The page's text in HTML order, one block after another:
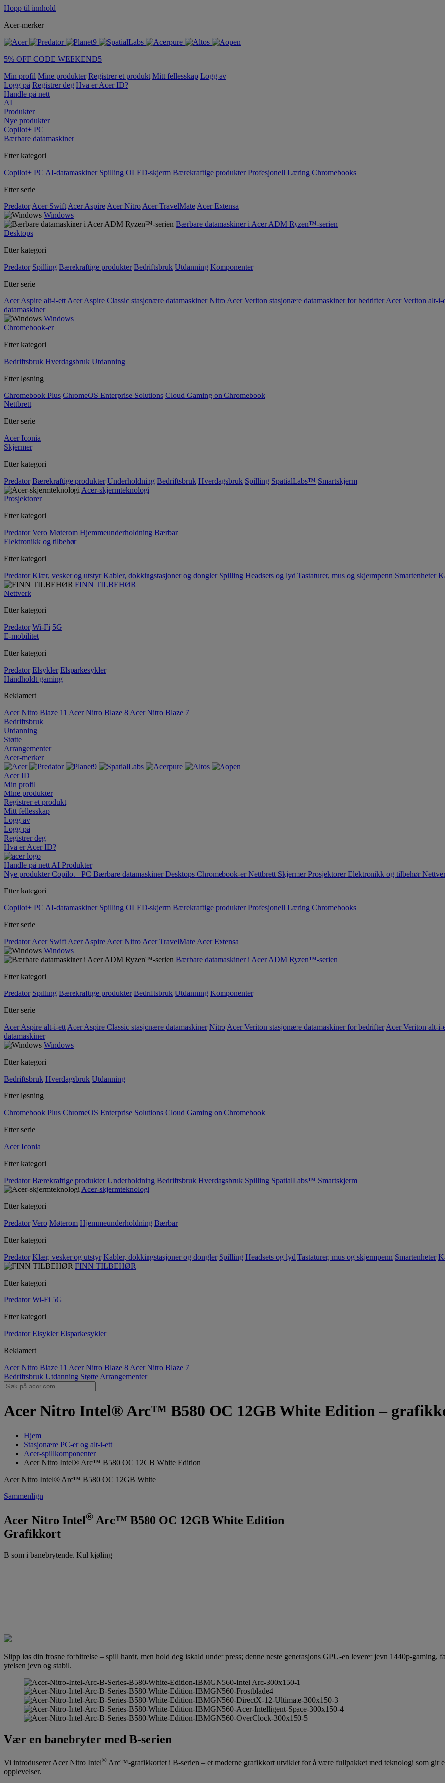
Hopp til innhold
Acer-merker
5% OFF CODE WEEKEND5
Min profil Mine produkter Registrer et produkt Mitt fellesskap Logg av
Logg på Registrer deg Hva er Acer ID?
Handle på nett
AI
Produkter
Nye produkter
Copilot+ PC
Bærbare datamaskiner
Etter kategori
Copilot+ PC AI-datamaskiner Spilling OLED-skjerm Bærekraftige produkter Profesjonell Læring Chromebooks
Etter serie
Predator Acer Swift Acer Aspire Acer Nitro Acer TravelMate Acer Extensa
Windows
Bærbare datamaskiner i Acer ADM Ryzen™-serien
Desktops
Etter kategori
Predator Spilling Bærekraftige produkter Bedriftsbruk Utdanning Komponenter
Etter serie
Acer Aspire alt-i-ett Acer Aspire Classic stasjonære datamaskiner Nitro Acer Veriton stasjonære datamaskiner for bedrifter Acer Veriton alt-i-
datamaskiner
Windows
Chromebook-er
Etter kategori
Bedriftsbruk Hverdagsbruk Utdanning
Etter løsning
Chromebook Plus ChromeOS Enterprise Solutions Cloud Gaming on Chromebook
Nettbrett
Etter serie
Acer Iconia
Skjermer
Etter kategori
Predator Bærekraftige produkter Underholdning Bedriftsbruk Hverdagsbruk Spilling SpatialLabs™ Smartskjerm
Acer-skjermteknologi
Prosjektorer
Etter kategori
Predator Vero Møterom Hjemmeunderholdning Bærbar
Elektronikk og tilbehør
Etter kategori
Predator Klær, vesker og utstyr Kabler, dokkingstasjoner og dongler Spilling Headsets og lyd Tastaturer, mus og skjermpenn Smartenheter
FINN TILBEHØR
Nettverk
Etter kategori
Predator Wi-Fi 5G
E-mobilitet
Etter kategori
Predator Elsykler Elsparkesykler
Håndholdt gaming
Reklamert
Acer Nitro Blaze 11 Acer Nitro Blaze 8 Acer Nitro Blaze 7
Bedriftsbruk
Utdanning
Støtte
Arrangementer
Acer-merker
Acer ID
Min profil
Mine produkter
Registrer et produkt
Mitt fellesskap
Logg av
Logg på
Registrer deg
Hva er Acer ID?
Handle på nett AI Produkter
Nye produkterCopilot+ PC Bærbare datamaskinerDesktops Chromebook-erNettbrett SkjermerProsjektorerElektronikk og tilbehør
Etter kategori
Copilot+ PC AI-datamaskiner Spilling OLED-skjerm Bærekraftige produkter Profesjonell Læring Chromebooks
Etter serie
Predator Acer Swift Acer Aspire Acer Nitro Acer TravelMate Acer Extensa
Windows
Bærbare datamaskiner i Acer ADM Ryzen™-serien
Etter kategori
Predator Spilling Bærekraftige produkter Bedriftsbruk Utdanning Komponenter
Etter serie
Acer Aspire alt-i-ett Acer Aspire Classic stasjonære datamaskiner Nitro Acer Veriton stasjonære datamaskiner for bedrifter Acer Veriton alt-i-
datamaskiner
Windows
Etter kategori
Bedriftsbruk Hverdagsbruk Utdanning
Etter løsning
Chromebook Plus ChromeOS Enterprise Solutions Cloud Gaming on Chromebook
Etter serie
Acer Iconia
Etter kategori
Predator Bærekraftige produkter Underholdning Bedriftsbruk Hverdagsbruk Spilling SpatialLabs™ Smartskjerm
Acer-skjermteknologi
Etter kategori
Predator Vero Møterom Hjemmeunderholdning Bærbar
Etter kategori
Predator Klær, vesker og utstyr Kabler, dokkingstasjoner og dongler Spilling Headsets og lyd Tastaturer, mus og skjermpenn Smartenheter
FINN TILBEHØR
Etter kategori
Predator Wi-Fi 5G
Etter kategori
Predator Elsykler Elsparkesykler
Reklamert
Acer Nitro Blaze 11 Acer Nitro Blaze 8 Acer Nitro Blaze 7
Bedriftsbruk Utdanning Støtte Arrangementer
Acer Nitro Intel® Arc™ B580 OC 12GB White Edition –
Hjem
Stasjonære PC-er og alt-i-ett
Acer-spillkomponenter
Acer Nitro Intel® Arc™ B580 OC 12GB White Edition
Acer Nitro Intel® Arc™ B580 OC 12GB White
Sammenlign
Acer Nitro Intel® Arc™ B580 OC 12GB White Edition
Grafikkort
B som i banebrytende. Kul kjøling
Slipp løs din frosne forbitrelse – spill hardt, men hold deg iskald under press; denne neste generasjons GPU-en leverer jevn 1440p-
ytelsen jevn og stabil.
Vær en banebryter med B-serien
Vi introduserer Acer Nitro Intel® Arc™-grafikkortet i B-serien – et moderne grafikkort utviklet for å være fullpakket med teknologi som gir
opplevelser.